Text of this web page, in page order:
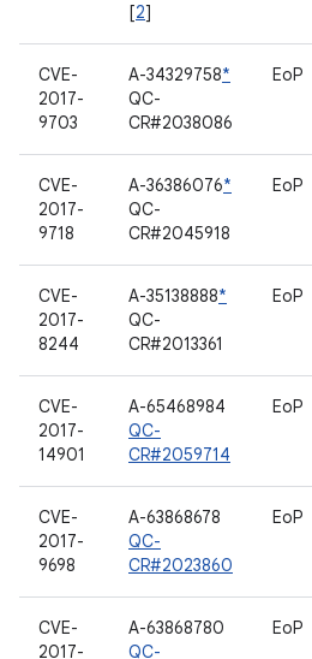
[2]
CVE-
2017-
9703
A-34329758*
QC-
CR#2038086
EoP
CVE-
2017-
9718
A-36386076*
QC-
CR#2045918
EoP
CVE-
2017-
8244
A-35138888*
QC-
CR#2013361
EoP
CVE-
2017-
14901
A-65468984
QC-
CR#2059714
EoP
CVE-
2017-
9698
A-63868678
QC-
CR#2023860
EoP
CVE-
2017-
A-63868780
QC-
EoP